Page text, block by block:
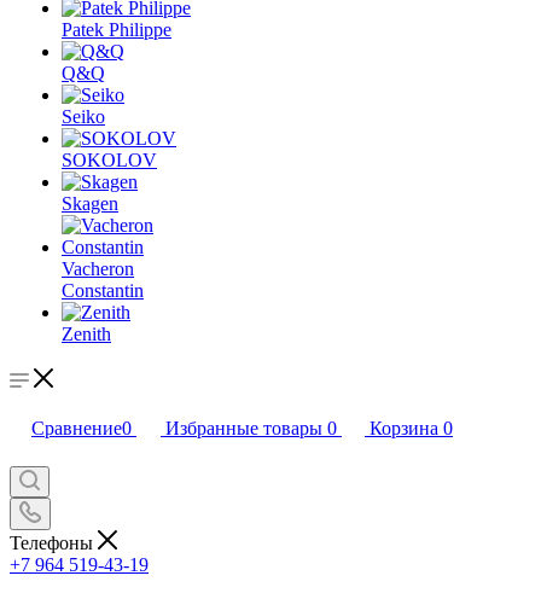
Patek Philippe
Q&Q
Seiko
SOKOLOV
Skagen
Vacheron
Constantin
Zenith
Сравнение0 Избранные товары 0 Корзина 0
Телефоны
+7 964 519-43-19